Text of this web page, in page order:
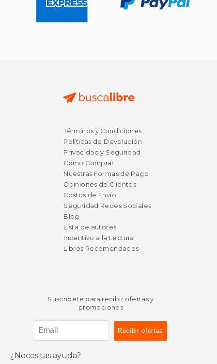
Términos y Condiciones
Políticas de Devolución
Privacidad y Seguridad
Cómo Comprar
Nuestras Formas de Pago
Opiniones de Clientes
Costos de Envío
Seguridad Redes Sociales
Blog
Lista de autores
Incentivo a la Lectura
Libros Recomendados
Suscríbete para recibir ofertas y
promociones
¿Necesitas ayuda?